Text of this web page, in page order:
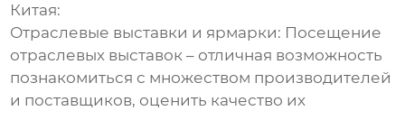
Китая:
Отраслевые выставки и ярмарки: Посещение
отраслевых выставок – отличная возможность
познакомиться с множеством производителей
и поставщиков, оценить качество их